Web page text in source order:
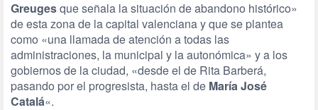
Greugesque señala la situación de abandono histórico»
de esta zona de la capital valenciana y que se plantea
como «una llamada de atención a todas las
administraciones, la municipal y la autonómica» y a los
gobiernos de la ciudad, «desde el de Rita Barberá,
pasando por el progresista, hasta el de María José
Catalá«.